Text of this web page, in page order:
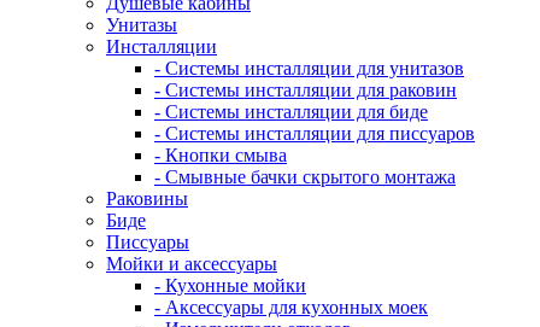
Унитазы
Инсталляции
- Системы инсталляции для унитазов
- Системы инсталляции для раковин
- Системы инсталляции для биде
- Системы инсталляции для писсуаров
- Кнопки смыва
- Смывные бачки скрытого монтажа
Раковины
Биде
Писсуары
Мойки и аксессуары
- Кухонные мойки
- Аксессуары для кухонных моек